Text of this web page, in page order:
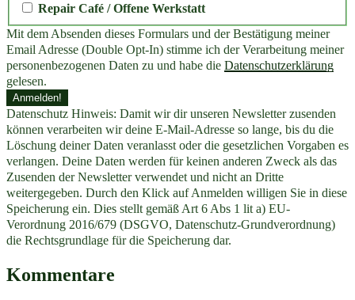
Repair Café / Offene Werkstatt
Mit dem Absenden dieses Formulars und der Bestätigung meiner
Email Adresse (Double Opt-In) stimme ich der Verarbeitung meiner
personenbezogenen Daten zu und habe die Datenschutzerklärung
gelesen.
Datenschutz Hinweis: Damit wir dir unseren Newsletter zusenden
können verarbeiten wir deine E-Mail-Adresse so lange, bis du die
Löschung deiner Daten veranlasst oder die gesetzlichen Vorgaben es
verlangen. Deine Daten werden für keinen anderen Zweck als das
Zusenden der Newsletter verwendet und nicht an Dritte
weitergegeben. Durch den Klick auf Anmelden willigen Sie in diese
Speicherung ein. Dies stellt gemäß Art 6 Abs 1 lit a) EU-
Verordnung 2016/679 (DSGVO, Datenschutz-Grundverordnung)
die Rechtsgrundlage für die Speicherung dar.
Kommentare